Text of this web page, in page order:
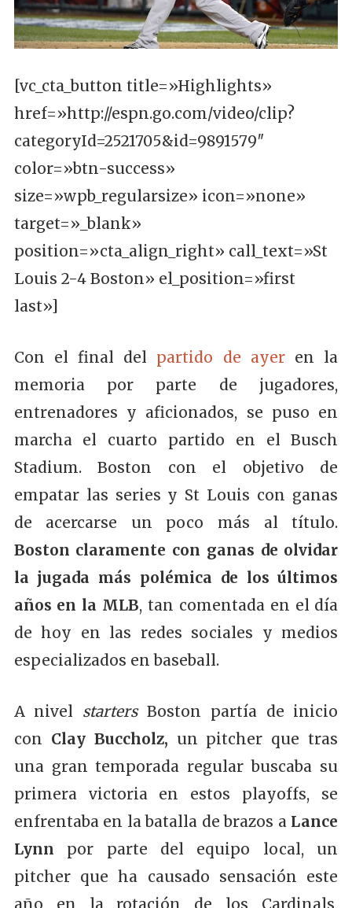
[vc_cta_button title=»Highlights»
href=»http://espn.go.com/video/clip?
categoryId=2521705&id=9891579″
color=»btn-success»
size=»wpb_regularsize» icon=»none»
target=»_blank»
position=»cta_align_right» call_text=»St
Louis 2-4 Boston» el_position=»first
last»]
Con el final del partido de ayeren la
memoria por parte de jugadores,
entrenadores y aficionados, se puso en
marcha el cuarto partido en el Busch
Stadium. Boston con el objetivo de
empatar las series y St Louis con ganas
de acercarse un poco más al título.
Boston claramente con ganas de olvidar
la jugada más polémica de los últimos
años en la MLB, tan comentada en el día
de hoy en las redes sociales y medios
especializados en baseball.
A nivel starters Boston partía de inicio
con Clay Buccholz, un pitcher que tras
una gran temporada regular buscaba su
primera victoria en estos playoffs, se
enfrentaba en la batalla de brazos a Lance
Lynn por parte del equipo local, un
pitcher que ha causado sensación este
año en la rotación de los Cardinals,